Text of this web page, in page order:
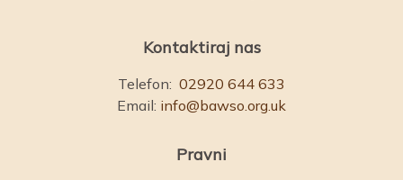
Kontaktiraj nas
Telefon: 02920 644 633
Email: info@bawso.org.uk
Pravni